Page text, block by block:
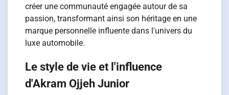
créer une communauté engagée autour de sa
passion, transformant ainsi son héritage en une
marque personnelle influente dans l'univers du
luxe automobile.
Le style de vie et l'influence
d'Akram Ojjeh Junior